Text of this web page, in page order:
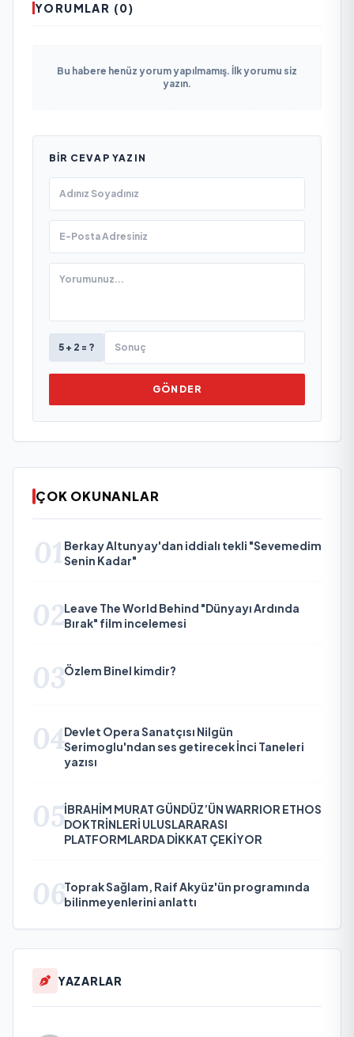
YORUMLAR (0)
Bu habere henüz yorum yapılmamış. İlk yorumu siz
yazın.
BIR CEVAP YAZIN
5 + 2 = ?
GÖNDER
ÇOK OKUNANLAR
01 Berkay Altunyay'dan iddialı tekli "Sevemedim
Senin Kadar"
02Leave The World Behind "Dünyayı Ardında
Bırak" film incelemesi
03Özlem Binel kimdir?
04Devlet Opera Sanatçısı Nilgün
Serimoglu'ndan ses getirecek İnci Taneleri
yazısı
05İBRAHİM MURAT GÜNDÜZ’ÜN WARRIOR ETHOS
DOKTRİNLERİ ULUSLARARASI
PLATFORMLARDA DİKKAT ÇEKİYOR
06Toprak Sağlam, Raif Akyüz'ün programında
bilinmeyenlerini anlattı
YAZARLAR